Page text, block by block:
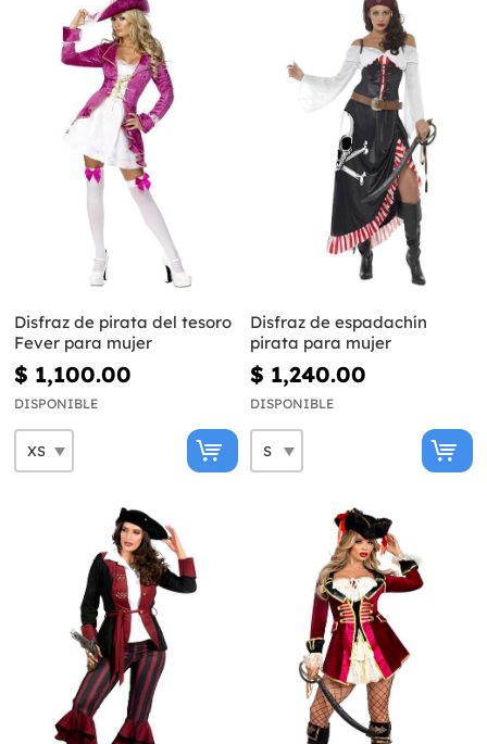
Disfraz de pirata del tesoro
Fever para mujer
$ 1,100.00
DISPONIBLE
Disfraz de espadachín
pirata para mujer
$ 1,240.00
DISPONIBLE